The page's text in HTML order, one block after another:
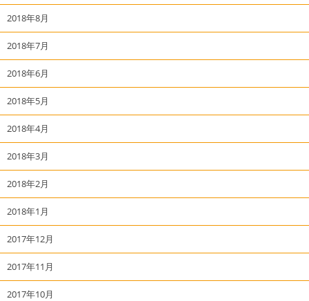
2018年8月
2018年7月
2018年6月
2018年5月
2018年4月
2018年3月
2018年2月
2018年1月
2017年12月
2017年11月
2017年10月